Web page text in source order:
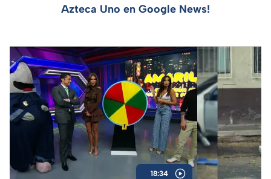
Azteca Uno en Google News!
18:34